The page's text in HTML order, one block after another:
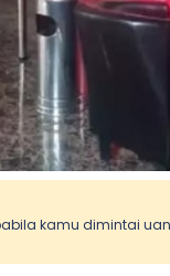
kamu dimintai